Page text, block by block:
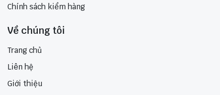
Chính sách kiểm hàng
Về chúng tôi
Trang chủ
Liên hệ
Giới thiệu